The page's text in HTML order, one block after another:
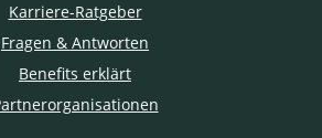
Karriere-Ratgeber
Fragen & Antworten
Benefits erklärt